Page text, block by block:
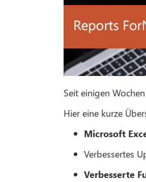
Seit einigen
Hier eine kurze
Microsoft
Verbessertes
Verbesserte